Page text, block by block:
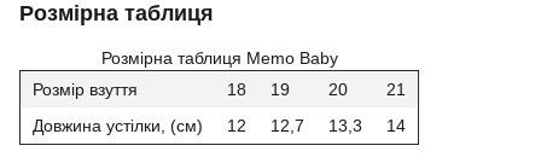
Розмірна таблиця
Розмірна таблиця Memo Baby
Розмір взуття
18 19 20
21
Довжина устілки, (см)
12 12,7 13,3 14